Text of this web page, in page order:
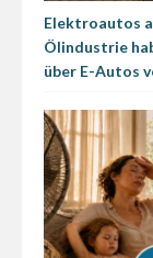
Elektroautos
Ölindustrie
über E-Autos